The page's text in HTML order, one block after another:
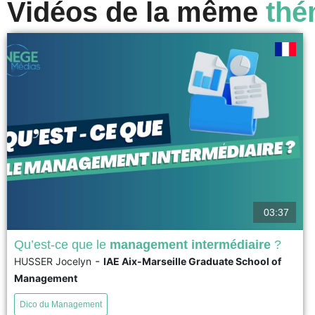
Vidéos de la même
En sciences de gestion, le management intermédiaire
(ou middle management) est défini comme le niveau
hiérarchique pivot situé entre la direction générale (le
top management) et les équipes opérationnelles (la
03:37
Qu’est-ce que le management intermédiaire ?
HUSSER Jocelyn - IAE Aix-Marseille Graduate School of
Management
Dico du Management